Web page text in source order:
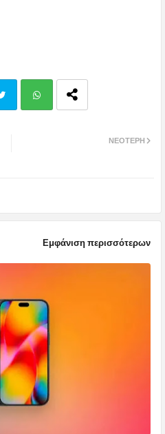
ΝΕΌΤΕΡΗ
Εμφάνιση περισσότερων